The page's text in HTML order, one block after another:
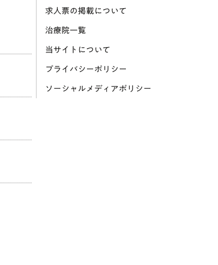
求人票の掲載について
治療院一覧
当サイトについて
プライバシーポリシー
ソーシャルメディアポリシー